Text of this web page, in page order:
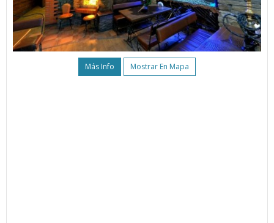
Más Info Mostrar En Mapa